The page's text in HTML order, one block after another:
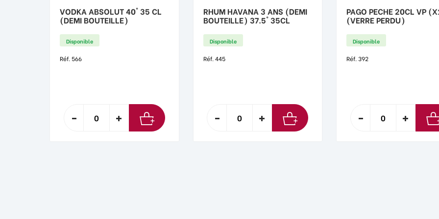
VODKA ABSOLUT 40° 35 CL
(DEMI BOUTEILLE)
Disponible
Réf. 566
RHUM HAVANA 3 ANS (DEMI
BOUTEILLE) 37.5° 35CL
Disponible
Réf. 445
PAGO PECHE 20CL VP
(VERRE PERDU)
Disponible
Réf. 392